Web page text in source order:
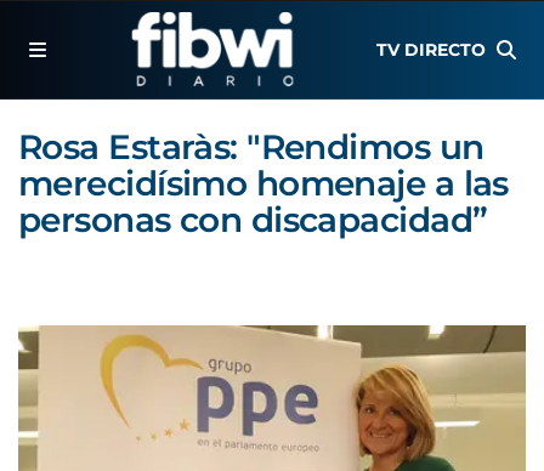
TV DIRECTO
Rosa Estaràs: "Rendimos un
merecidísimo homenaje a las
personas con discapacidad”